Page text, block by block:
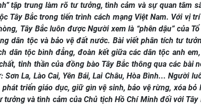
tập trung làm rõ tư tưởng, tình cảm và sự quan tâm
Tây Bắc trong tiến trình cách mạng Việt Nam. Với vị
Tây Bắc luôn được Người xem là “phên dậu” của
dân tộc và bảo vệ đất nước. Bài viết phân tích tư
dân tộc bình đẳng, đoàn kết giữa các dân tộc anh
tinh thần của đồng bào Tây Bắc thông qua các bài
La, Lào Cai, Yên Bái, Lai Châu, Hòa Bình... Người
triển giáo dục, giữ gìn vệ sinh, bảo vệ rừng, xóa bỏ
và tình cảm của Chủ tịch Hồ Chí Minh đối với Tây